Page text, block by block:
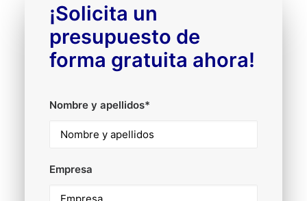
¡Solicita un
presupuesto de
forma gratuita ahora!
Nombre y apellidos*
Empresa